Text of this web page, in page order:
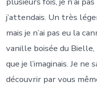
j’attendais. Un très
mais je n’ai pas eu la
vanille boisée du
que je l’imaginais. Je ne
découvrir par vous